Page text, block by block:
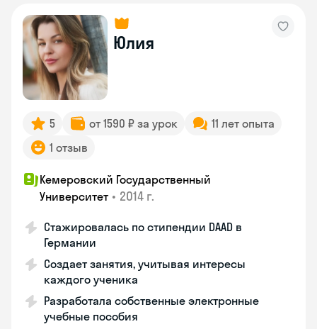
Юлия
5 от 1590 ₽ за урок
11 лет опыта
1 отзыв
Кемеровский Государственный
Университет • 2014 г.
Стажировалась по стипендии DAAD в
Германии
Создает занятия, учитывая интересы
каждого ученика
Разработала собственные электронные
учебные пособия